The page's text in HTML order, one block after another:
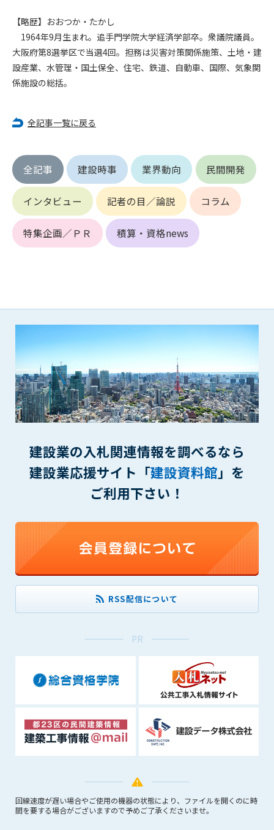
【略歴】おおつか・たかし
1964年9月生まれ。追手門学院大学経済学部卒。衆議院議員。
大阪府第8選挙区で当選4回。担務は災害対策関係施策、土地・建
設産業、水管理・国土保全、住宅、鉄道、自動車、国際、気象関
係施設の総括。
全記事一覧に戻る
全記事 建設時事 業界動向 民間開発
インタビュー 記者の目／論説 コラム
特集企画／ＰＲ 積算・資格news
建設業の入札関連情報を調べるなら
建設業応援サイト「建設資料館」を
ご利用下さい！
RSS配信について
PR
回線速度が遅い場合やご使用の機器の状態により、ファイルを開くのに時
間を要する場合がございますので予めご了承くださいませ。
1. 会員は申込の際に管理者が発行したIDおよびパスワードの使
用および管理について責任を負うものとします。
2. 会員は、自己のIDおよびパスワードを、貸与、譲渡、売買、
その他形態を問わず、第三者に利用させることはできませ
ん。
を負うものとし、管理者は一切責任を負いません。
1. 会員は建設資料館WEB上で以下の行為をしないものとしま
す。
(1) 第三者または管理者の著作権、その他知的所有権を侵害す
る行為
(2) 第三者または管理者の財産、プライバシー等を侵害する行
為
(3) 第三者または管理者を誹謗中傷する行為
(10) 建設資料館から知り得た情報及びダウンロードした情報
を、営利を目的として第三者に転売し、または転売のため
に第三者に提供すること
第7条（登録内容の削除）
管理者は、会員が登録した内容が以下に該当する、またはその
と管理者が、判断した場合
(2) 建設資料館の運営および保守管理上、必要と判断した場合
(3) 広告掲載料金の支払が遅延した場合
(4) その他、管理者が不適当と判断した場合
第8条（サービスの変更・中止等）
管理者は、会員の承諾なく、本サービス内容の変更(新規追加、
廃止を含み)し、本サービスの運営を中止または廃止することが
できるものとします。これに起因する会員または他の第三者が
ビスの提供に関連して管理者が知り得た会員の個人情報（以下
する場合を除き、第三者に開示または提供しないものとしま
す。
(1) 会員が、自己の個人情報の開示に事前に同意している場合
(2) 個々の会員を特定できない統計的な処理をした形式で第三
者に提供する場合
(3) 第三者および管理者の権利、財産、安全等を保護するため
に必要であると管理者が判断した場合
管理者は、会員が登録した内容が以下に該当する、またはその
恐れのあるものは、会員の承諾なく削除できるものとします。